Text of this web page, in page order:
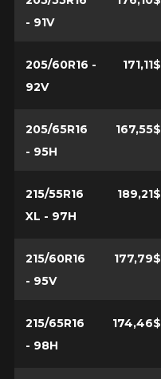
- 91V
205/60R16 -
92V
171,11$
205/65R16
- 95H
167,55$
215/55R16
XL - 97H
189,21$
215/60R16
- 95V
177,79$
215/65R16
- 98H
174,46$